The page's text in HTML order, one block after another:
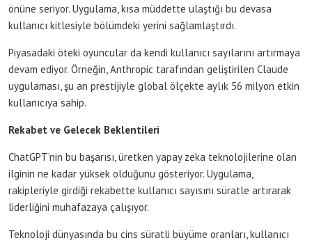
önüne seriyor. Uygulama, kısa müddette ulaştığı bu devasa
kullanıcı kitlesiyle bölümdeki yerini sağlamlaştırdı.
Piyasadaki öteki oyuncular da kendi kullanıcı sayılarını artırmaya
devam ediyor. Örneğin, Anthropic tarafından geliştirilen Claude
uygulaması, şu an prestijiyle global ölçekte aylık 56 milyon etkin
kullanıcıya sahip.
Rekabet ve Gelecek Beklentileri
ChatGPT’nin bu başarısı, üretken yapay zeka teknolojilerine olan
ilginin ne kadar yüksek olduğunu gösteriyor. Uygulama,
rakipleriyle girdiği rekabette kullanıcı sayısını süratle artırarak
liderliğini muhafazaya çalışıyor.
Teknoloji dünyasında bu cins süratli büyüme oranları, kullanıcı